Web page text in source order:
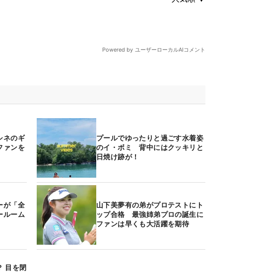
ネのギ
ァンを
プールでゆったりと過ごす水着姿
のイ・ボミ 背中にはクッキリと
日焼け跡が！
が「全
ルーム
山下美夢有の弟がプロテストにト
ップ合格 最強姉弟プロの誕生に
ファンは早くも大活躍を期待
目を閉